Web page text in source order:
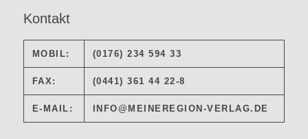
Kontakt
MOBIL: (0176) 234 594 33
FAX: (0441) 361 44 22-8
E-MAIL: INFO@MEINEREGION-VERLAG.DE